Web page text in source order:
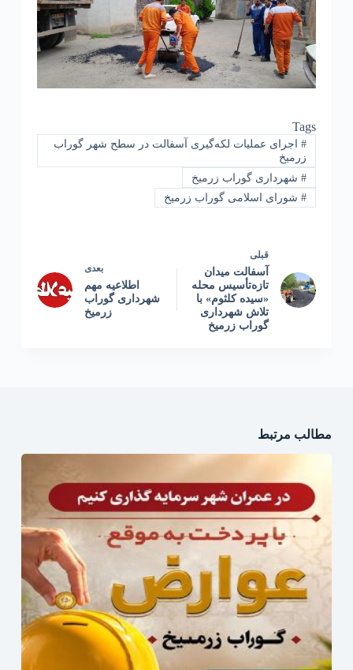
Tags
#اجرای عملیات لکه‌گیری آسفالت در سطح شهر گوراب
زرمیخ
#شهرداری گوراب زرمیخ
#شورای اسلامی گوراب زرمیخ
قبلی
آسفالت میدان
تازه‌تأسیس محله
«سیده کلثوم» با
تلاش شهرداری
گوراب زرمیخ
بعدی
اطلاعیه مهم
شهرداری گوراب
زرمیخ
مطالب مرتبط